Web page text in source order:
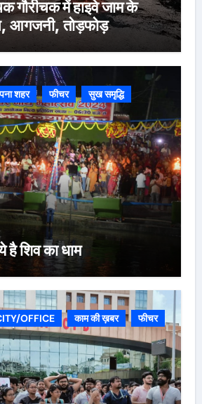
गौरीचक में हाइवे जाम के
आगजनी, तोड़फोड़
शहर फीचर सुख समृद्धि
है शिव का धाम
OFFICE काम की ख़बर फीचर